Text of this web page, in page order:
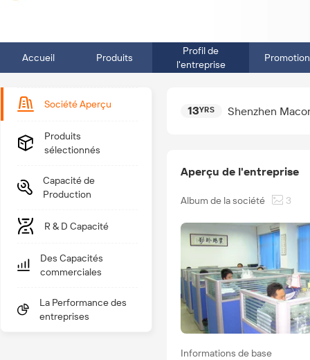
Accueil Produits
Profil de
l'entreprise
Promotion
Société Aperçu
Produits
sélectionnés
Capacité de
Production
R & D Capacité
Des Capacités
commerciales
La Performance des
entreprises
13YRS Shenzhen
Aperçu de l'entreprise
Album de la société 3
Informations de base